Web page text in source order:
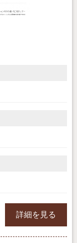
詳細を見る